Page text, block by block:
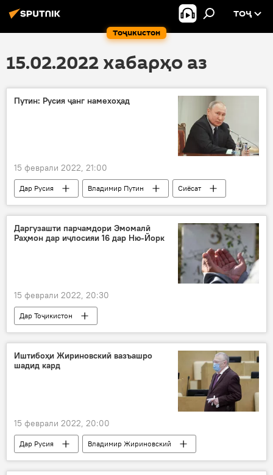
Тоҷикистон
ТОҶ
15.02.2022 хабарҳо аз
Путин: Русия ҷанг намехоҳад
15 феврали 2022, 21:00
Дар Русия Владимир Путин
Сиёсат
Олаф Шолтс
Даргузашти парчамдори Эмомалӣ
Раҳмон дар иҷлосияи 16 дар Ню-Йорк
15 феврали 2022, 20:30
Дар Тоҷикистон
Рӯйдод, ҷиноят ва ҳолатҳои фавқулода
даргузашт
Иштибоҳи Жириновский вазъашро
шадид кард
15 феврали 2022, 20:00
Дар Русия
Владимир Жириновский
Тандурустӣ